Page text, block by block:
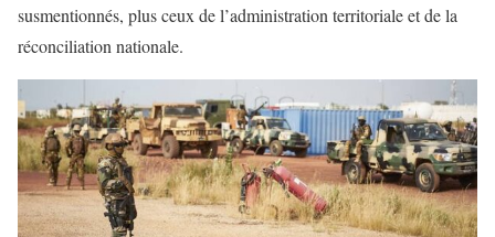
susmentionnés, plus ceux de l’administration territoriale et de la
réconciliation nationale.